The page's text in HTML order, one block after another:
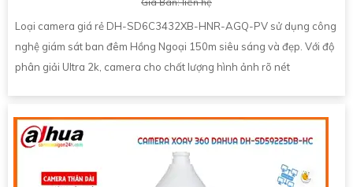
Loại camera giá rẻ DH-SD6C3432XB-HNR-AGQ-PV sử dụng công
nghệ giám sát ban đêm Hồng Ngoại 150m siêu sáng và đẹp. Với độ
phân giải Ultra 2k, camera cho chất lượng hình ảnh rõ nét